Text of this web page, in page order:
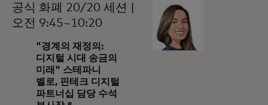
공식 화폐 20/20 세션 |
오전 9:45~10:20
"경계의 재정의:
디지털 시대 송금의
미래" 스테파니
벨로, 핀테크 디지털
파트너십 담당 수석